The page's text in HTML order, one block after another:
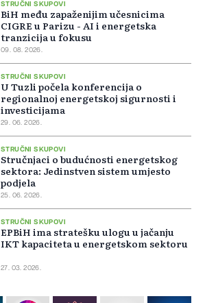
STRUČNI SKUPOVI
BiH među zapaženijim učesnicima
CIGRE u Parizu - AI i energetska
tranzicija u fokusu
09. 08. 2026.
STRUČNI SKUPOVI
U Tuzli počela konferencija o
regionalnoj energetskoj sigurnosti i
investicijama
29. 06. 2026.
STRUČNI SKUPOVI
Stručnjaci o budućnosti energetskog
sektora: Jedinstven sistem umjesto
podjela
25. 06. 2026.
STRUČNI SKUPOVI
EPBiH ima stratešku ulogu u jačanju
IKT kapaciteta u energetskom sektoru
27. 03. 2026.